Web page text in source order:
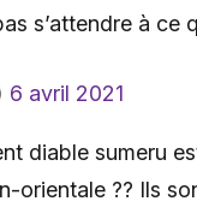
s’attendre à ce
6 avril 2021
diable sumeru
orientale ?? Ils